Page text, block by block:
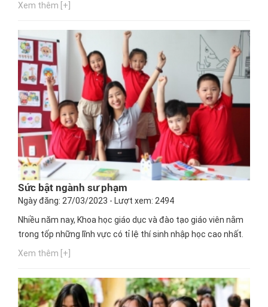
Xem thêm [+]
Sức bật ngành sư phạm
Ngày đăng: 27/03/2023 - Lượt xem: 2494
Nhiều năm nay, Khoa học giáo dục và đào tạo giáo viên nằm
trong tốp những lĩnh vực có tỉ lệ thí sinh nhập học cao nhất.
Xem thêm [+]